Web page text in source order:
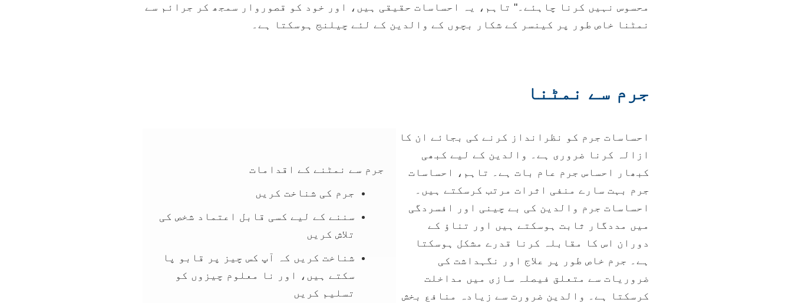
محسوس نہیں کرنا چاہئے۔" تاہم، یہ احساسات حقیقی ہیں، اور خود کو قصوروار سمجھ کر جرائم سے
نمٹنا خاص طور پر کینسر کے شکار بچوں کے والدین کے لئے چیلنج ہوسکتا ہے۔
جرم سے نمٹنا
احساسات جرم کو نظرانداز کرنے کی بجائے ان کا
ازالہ کرنا ضروری ہے۔ والدین کے لیے کبھی
کبھار احساس جرم عام بات ہے۔ تاہم، احساسات
جرم بہت سارے منفی اثرات مرتب کرسکتے ہیں۔
احساسات جرم والدین کی بے چینی اور افسردگی
میں مددگار ثابت ہوسکتے ہیں اور تناؤ کے
دوران اس کا مقابلہ کرنا قدرے مشکل ہوسکتا
ہے۔ جرم خاص طور پر علاج اور نگہداشت کی
ضروریات سے متعلق فیصلہ سازی میں مداخلت
کرسکتا ہے۔ والدین ضرورت سے زیادہ منافع بخش
جرم سے نمٹنے کے اقدامات
جرم کی شناخت کریں
سننے کے لیے کسی قابل اعتماد شخص کی
تلاش کریں
شناخت کریں کہ آپ کس چیز پر قابو پا
سکتے ہیں، اور نا معلوم چیزوں کو
تسلیم کریں